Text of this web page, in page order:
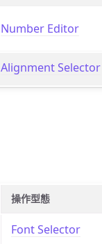
Number Editor
Alignment Selector
操作型態
Font Selector